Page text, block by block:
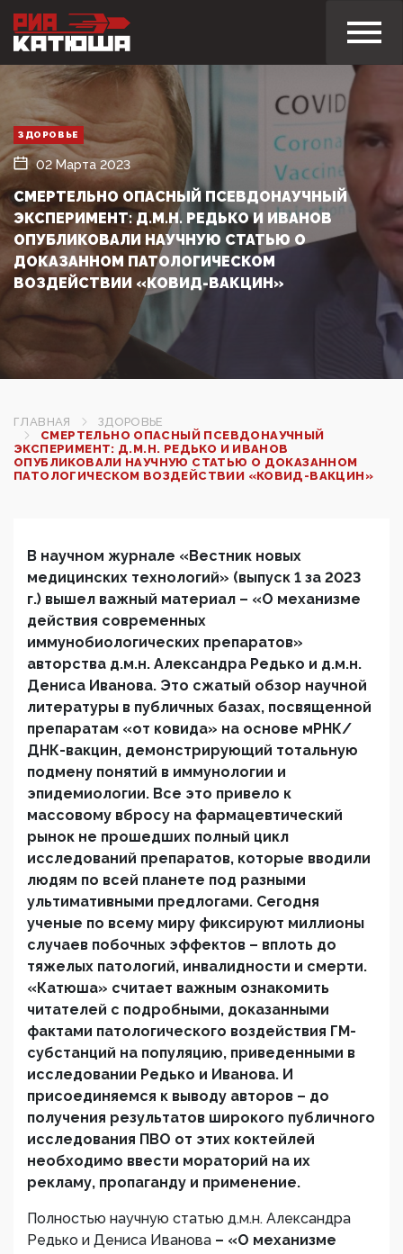
ЗДОРОВЬЕ
02 Марта 2023
СМЕРТЕЛЬНО ОПАСНЫЙ ПСЕВДОНАУЧНЫЙ
ЭКСПЕРИМЕНТ: Д.М.Н. РЕДЬКО И ИВАНОВ
ОПУБЛИКОВАЛИ НАУЧНУЮ СТАТЬЮ О
ДОКАЗАННОМ ПАТОЛОГИЧЕСКОМ
ВОЗДЕЙСТВИИ «КОВИД-ВАКЦИН»
ГЛАВНАЯ
ЗДОРОВЬЕ
СМЕРТЕЛЬНО ОПАСНЫЙ ПСЕВДОНАУЧНЫЙ
ЭКСПЕРИМЕНТ: Д.М.Н. РЕДЬКО И ИВАНОВ
ОПУБЛИКОВАЛИ НАУЧНУЮ СТАТЬЮ О ДОКАЗАННОМ
ПАТОЛОГИЧЕСКОМ ВОЗДЕЙСТВИИ «КОВИД-ВАКЦИН»
В научном журнале «Вестник новых
медицинских технологий» (выпуск 1 за 2023
г.) вышел важный материал – «О механизме
действия современных
иммунобиологических препаратов»
авторства д.м.н. Александра Редько и д.м.н.
Дениса Иванова. Это сжатый обзор научной
литературы в публичных базах, посвященной
препаратам «от ковида» на основе мРНК/
ДНК-вакцин, демонстрирующий тотальную
подмену понятий в иммунологии и
эпидемиологии. Все это привело к
массовому вбросу на фармацевтический
рынок не прошедших полный цикл
исследований препаратов, которые вводили
людям по всей планете под разными
ультимативными предлогами. Сегодня
ученые по всему миру фиксируют миллионы
случаев побочных эффектов – вплоть до
тяжелых патологий, инвалидности и смерти.
«Катюша» считает важным ознакомить
читателей с подробными, доказанными
фактами патологического воздействия ГМ-
субстанций на популяцию, приведенными в
исследовании Редько и Иванова. И
присоединяемся к выводу авторов – до
получения результатов широкого публичного
исследования ПВО от этих коктейлей
необходимо ввести мораторий на их
рекламу, пропаганду и применение.
Полностью научную статью д.м.н. Александра
Редько и Дениса Иванова – «О механизме